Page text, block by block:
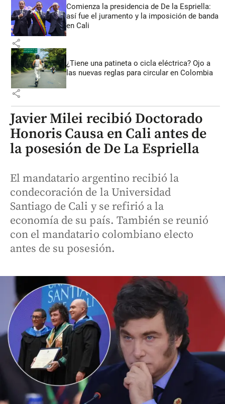
Comienza la presidencia de De la Espriella:
así fue el juramento y la imposición de banda
en Cali
share
¿Tiene una patineta o cicla eléctrica? Ojo a
las nuevas reglas para circular en Colombia
share
Javier Milei recibió Doctorado
Honoris Causa en Cali antes de
la posesión de De La Espriella
El mandatario argentino recibió la
condecoración de la Universidad
Santiago de Cali y se refirió a la
economía de su país. También se reunió
con el mandatario colombiano electo
antes de su posesión.